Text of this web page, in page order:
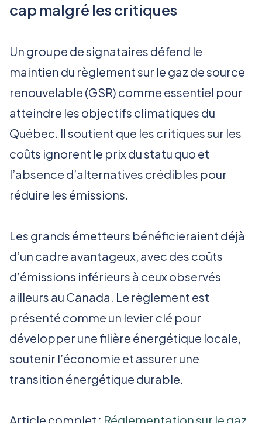
cap malgré les critiques
Un groupe de signataires défend le
maintien du règlement sur le gaz de source
renouvelable (GSR) comme essentiel pour
atteindre les objectifs climatiques du
Québec. Il soutient que les critiques sur les
coûts ignorent le prix du statu quo et
l’absence d’alternatives crédibles pour
réduire les émissions.
Les grands émetteurs bénéficieraient déjà
d’un cadre avantageux, avec des coûts
d’émissions inférieurs à ceux observés
ailleurs au Canada. Le règlement est
présenté comme un levier clé pour
développer une filière énergétique locale,
soutenir l’économie et assurer une
transition énergétique durable.
Article complet : Réglementation sur le gaz